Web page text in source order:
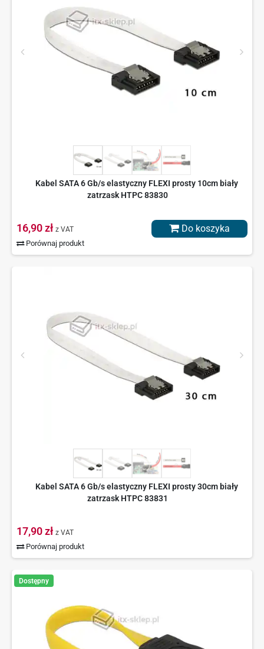
Kabel SATA 6 Gb/s elastyczny FLEXI prosty 10cm biały
zatrzask HTPC 83830
16,90 zł z VAT
Porównaj produkt
Do koszyka
Kabel SATA 6 Gb/s elastyczny FLEXI prosty 30cm biały
zatrzask HTPC 83831
17,90 zł z VAT
Porównaj produkt
Dostępny